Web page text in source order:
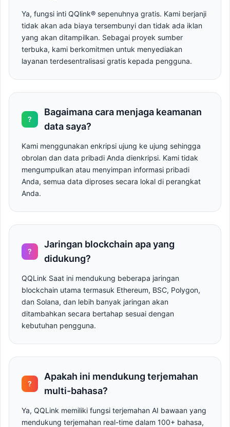
Ya, fungsi inti QQlink® sepenuhnya gratis. Kami berjanji
tidak akan ada biaya tersembunyi dan tidak ada iklan
yang akan ditampilkan. Sebagai proyek sumber
terbuka, kami berkomitmen untuk menyediakan
layanan terdesentralisasi gratis kepada pengguna.
?
Bagaimana cara menjaga keamanan
data saya?
Kami menggunakan enkripsi ujung ke ujung sehingga
obrolan dan data pribadi Anda dienkripsi. Kami tidak
mengumpulkan atau menyimpan informasi pribadi
Anda, semua data diproses secara lokal di perangkat
Anda.
?
Jaringan blockchain apa yang
didukung?
QQLink Saat ini mendukung beberapa jaringan
blockchain utama termasuk Ethereum, BSC, Polygon,
dan Solana, dan lebih banyak jaringan akan
ditambahkan secara bertahap sesuai dengan
kebutuhan pengguna.
?
Apakah ini mendukung terjemahan
multi-bahasa?
Ya, QQLink memiliki fungsi terjemahan AI bawaan yang
mendukung terjemahan real-time dalam 100+ bahasa,